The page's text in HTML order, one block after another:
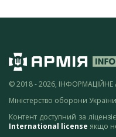
© 2018 - 2026, ІНФОРМАЦІЙНЕ
Міністерство оборони України
Контент доступний за
International license якщо